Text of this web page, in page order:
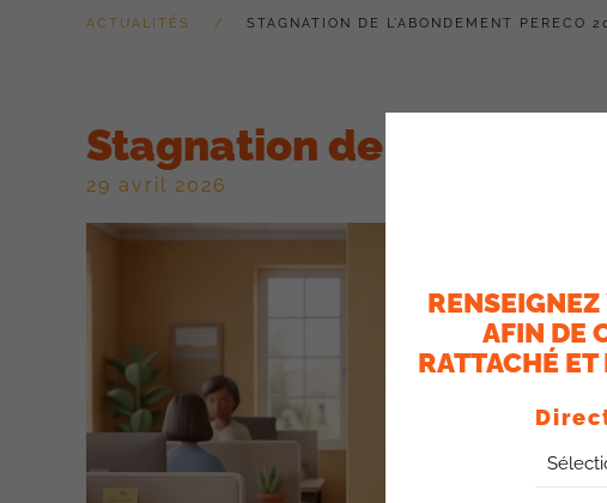
ACTUALITÉS STAGNATION DE L’ABONDEMENT PERECO
Stagnation de
29 avril 2026
RENSEIGNEZ
AFIN DE
RATTACHÉ